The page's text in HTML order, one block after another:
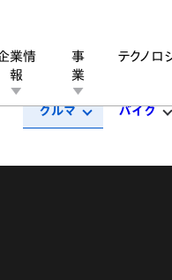
業情
報
事
業
テクノロ
クルマ バイク